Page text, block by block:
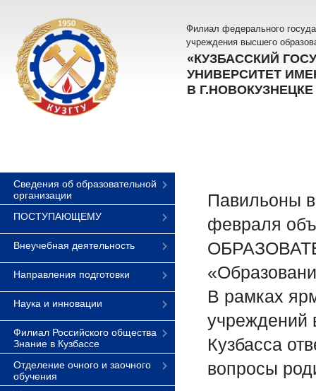
Филиал федерального
учреждения высшего
«КУЗБАССКИЙ
УНИВЕРСИТЕТ
В Г.НОВОКУЗНЕЦКЕ
Сведения об образовательной
организации
ПОСТУПАЮЩЕМУ
Внеучебная деятельность
Направления подготовки
Наука и инновации
Филиал Российского общества
Знание в Кузбассе
Отделение очного и заочного
обучения
Павильоны
февраля
В рамках
учреждений
Кузбасса
вопросы